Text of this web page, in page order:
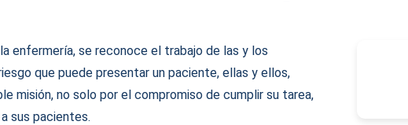
enfermería, se reconoce el trabajo de las y los
que puede presentar un paciente, ellas y ellos,
misión, no solo por el compromiso de cumplir su tarea,
sus pacientes.